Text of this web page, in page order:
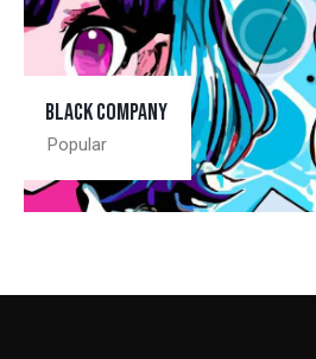
Black company
Popular